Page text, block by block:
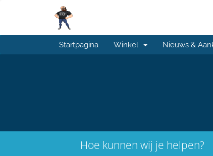
Startpagina Winkel Nieuws &
Hoe kunnen wij je helpen?